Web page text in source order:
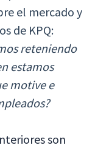
el mercado y
de KPQ:
reteniendo
estamos
motive e
son